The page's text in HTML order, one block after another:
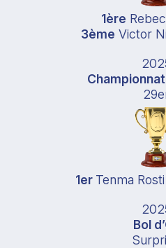
1ère
3ème Victor
1er Tenma
Bol